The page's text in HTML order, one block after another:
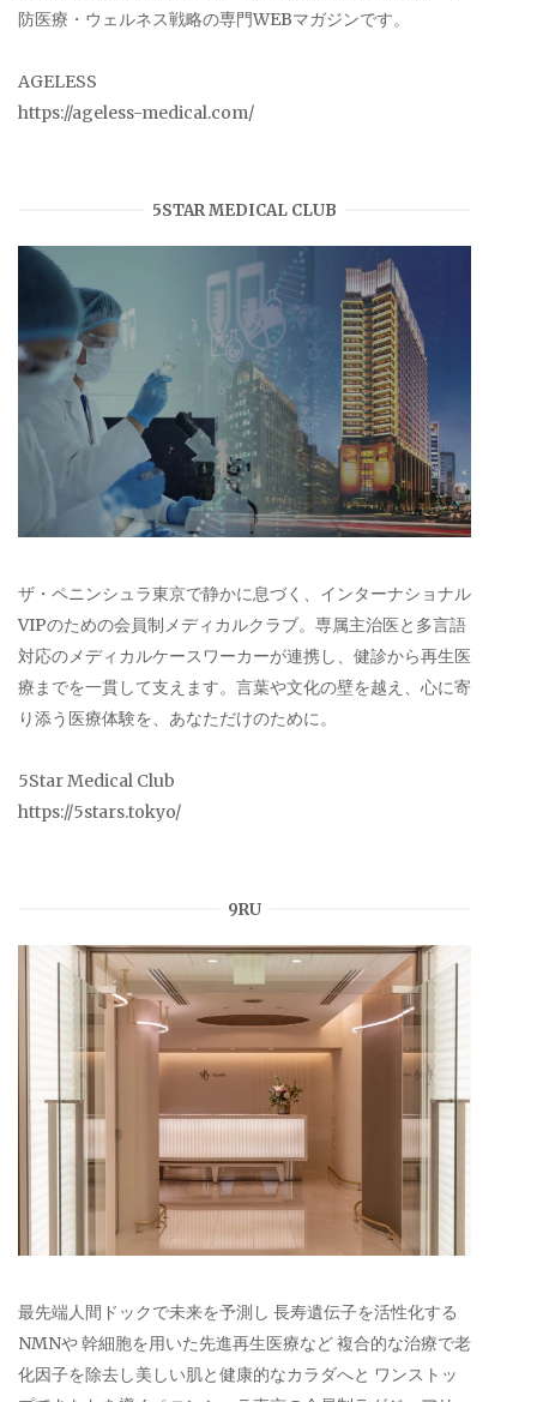
防医療・ウェルネス戦略の専門WEBマガジンです。
AGELESS
https://ageless-medical.com/
5STAR MEDICAL CLUB
ザ・ペニンシュラ東京で静かに息づく、インターナショナル
VIPのための会員制メディカルクラブ。専属主治医と多言語
対応のメディカルケースワーカーが連携し、健診から再生医
療までを一貫して支えます。言葉や文化の壁を越え、心に寄
り添う医療体験を、あなただけのために。
5Star Medical Club
https://5stars.tokyo/
9RU
最先端人間ドックで未来を予測し 長寿遺伝子を活性化する
NMNや 幹細胞を用いた先進再生医療など 複合的な治療で老
化因子を除去し美しい肌と健康的なカラダへと ワンストッ